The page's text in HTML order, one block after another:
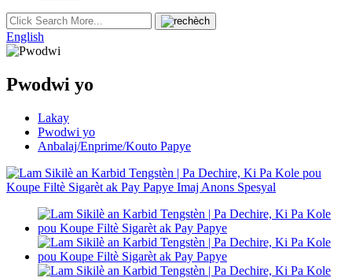
English
Pwodwi yo
Lakay
Pwodwi yo
Anbalaj/Enprime/Kouto Papye